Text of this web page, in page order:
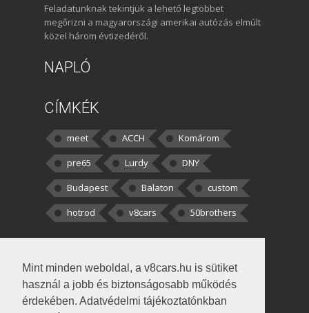
Mint minden weboldal, a v8cars.hu is sütiket
használ a jobb és biztonságosabb működés
érdekében. Adatvédelmi tájékoztatónkban
Feladatunknak tekintjük a lehető legtöbbet
megőrizni a magyarországi amerikai autózás elmúlt
közel három évtizedéről.
NAPLÓ
CÍMKÉK
meet ACCH
Komárom
pre65
Lurdy
DNY
Budapest
Balaton
custom
hotrod
v8cars 50brothers
kortisz:Elszúrtam! Én csak két
darabbaal számoltam. Nem tudtam, hogy fél autót,